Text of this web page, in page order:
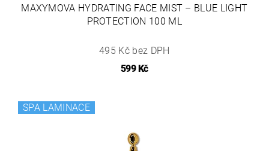
MAXYMOVA HYDRATING FACE MIST – BLUE LIGHT
PROTECTION 100 ML
495 Kč bez DPH
599 Kč
SPA LAMINACE